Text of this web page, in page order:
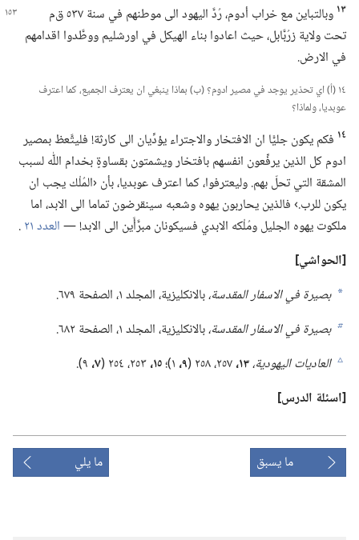
١٣ وبالتباين مع خراب أدوم،‏ رُدَّ اليهود الى موطنهم في سنة
٥٣٧ ق‌م
تحت ولاية زرُبَّابل،‏ حيث اعادوا بناء الهيكل في اورشليم ووطَّدوا اقدامهم
في الارض.‏
١٤ (‏أ)‏ اي تحذير يوجد في مصير ادوم؟‏ (‏ب)‏ بماذا ينبغي ان يعترف الجميع،‏ كما اعترف
عوبديا،‏ ولماذا؟‏
١٤ فكم يكون جليًّا ان الافتخار والاجتراء يؤدِّيان الى كارثة!‏ فليتَّعظ بمصير
ادوم كل الذين يرفِّعون انفسهم بافتخار ويشمتون بقساوةٍ بخدام اللّٰه لسبب
المشقة التي تحلّ بهم.‏ وليعترفوا،‏ كما اعترف عوبديا،‏ بأن ‹المُلْك يجب ان
يكون للرب.‏› فالذين يحاربون يهوه وشعبه سينقرضون تماما الى الابد،‏ اما
ملكوت يهوه الجليل ومُلْكه الابدي فسيكونان مبرَّأَين الى الابد!‏ —‏العدد ٢١
‏.‏
‏[الحواشي]‏
a بصيرة في الاسفار المقدسة،‏بالانكليزية،‏ المجلد ١،‏ الصفحة ٦٧٩.‏
b بصيرة في الاسفار المقدسة،‏بالانكليزية،‏ المجلد ١،‏ الصفحة ٦٨٢.‏
c العاديات اليهودية،‏١٣،‏ ٩،‏ ١٥،‏ ٧،‏
‏[اسئلة الدرس]‏
ما يسبق ما يلي